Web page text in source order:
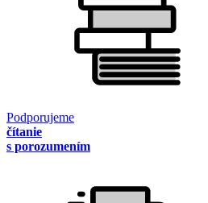
Podporujeme
čítanie
s porozumením